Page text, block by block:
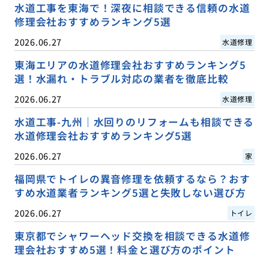
水道工事を東海で！深夜に相談できる信頼の水道
修理会社おすすめランキング5選
2026.06.27 水道修理
東海エリアの水道修理会社おすすめランキング5
選！水漏れ・トラブル対応の業者を徹底比較
2026.06.27 水道修理
水道工事-九州｜水回りのリフォームも相談できる
水道修理会社おすすめランキング5選
2026.06.27 家
福岡県でトイレの異音修理を依頼するなら？おす
すめ水道業者ランキング5選と失敗しない選び方
2026.06.27 トイレ
東京都でシャワーヘッド交換を相談できる水道修
理会社おすすめ5選！料金と選び方のポイント